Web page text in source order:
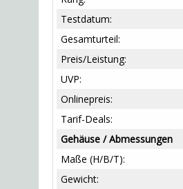
Testdatum:
Gesamturteil:
Preis/Leistung:
UVP:
Onlinepreis:
Tarif-Deals:
Gehäuse / Abmessungen
Maße (H/B/T):
Gewicht: